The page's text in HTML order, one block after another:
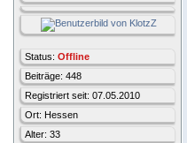
Status: Offline
Beiträge: 448
Registriert seit: 07.05.2010
Ort: Hessen
Alter: 33